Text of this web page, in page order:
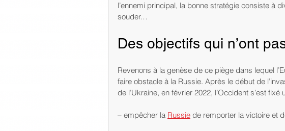
l’ennemi principal, la bonne stratégie consiste à
souder…
Des objectifs qui n’ont
Revenons à la genèse de ce piège dans lequel
faire obstacle à la Russie. Après le début de
de l’Ukraine, en février 2022, l’Occident s’est fixé
– empêcher la Russie de remporter la victoire et